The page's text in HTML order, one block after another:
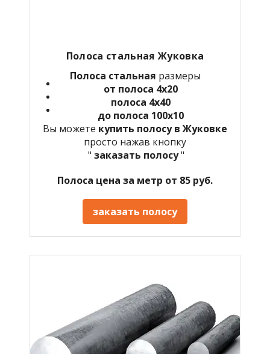
Полоса стальная Жуковка
Полоса стальная размеры
от полоса 4х20
полоса 4х40
до полоса 100х10
Вы можете купить полосу в Жуковке
просто нажав кнопку
" заказать полосу"
Полоса цена за метр от 85 руб.
заказать полосу